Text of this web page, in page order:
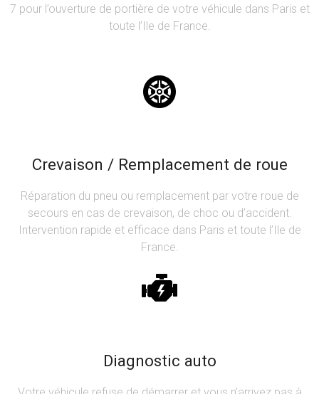
7 pour l’ouverture de portière de votre véhicule dans Paris et
toute l’Ile de France.
Crevaison / Remplacement de roue
Réparation du pneu ou remplacement par votre roue de
secours en cas de crevaison, de choc ou d’accident.
Intervention rapide et efficace dans Paris et toute l’Ile de
France.
Diagnostic auto